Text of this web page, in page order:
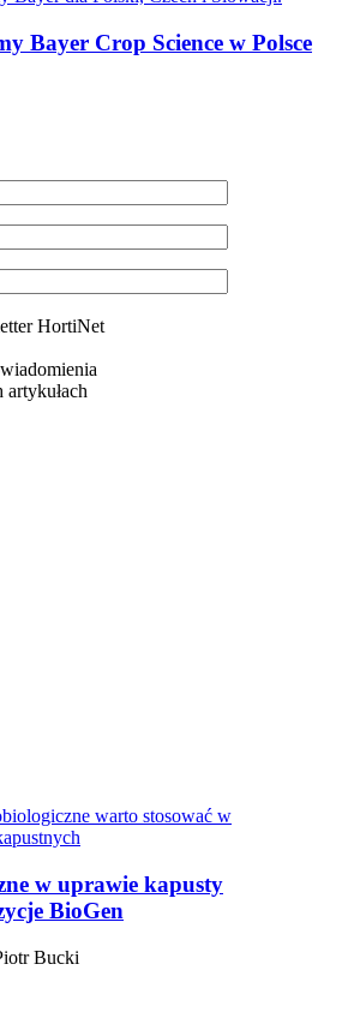
Bayer Crop Science w Polsce
HortiNet
w uprawie kapusty
BioGen
Bucki